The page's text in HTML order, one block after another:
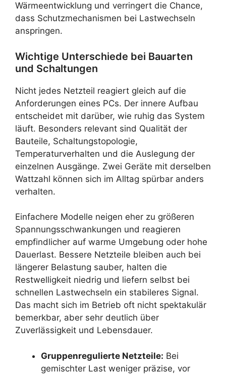
Wärmeentwicklung und verringert die Chance,
dass Schutzmechanismen bei Lastwechseln
anspringen.
Wichtige Unterschiede bei Bauarten
und Schaltungen
Nicht jedes Netzteil reagiert gleich auf die
Anforderungen eines PCs. Der innere Aufbau
entscheidet mit darüber, wie ruhig das System
läuft. Besonders relevant sind Qualität der
Bauteile, Schaltungstopologie,
Temperaturverhalten und die Auslegung der
einzelnen Ausgänge. Zwei Geräte mit derselben
Wattzahl können sich im Alltag spürbar anders
verhalten.
Einfachere Modelle neigen eher zu größeren
Spannungsschwankungen und reagieren
empfindlicher auf warme Umgebung oder hohe
Dauerlast. Bessere Netzteile bleiben auch bei
längerer Belastung sauber, halten die
Restwelligkeit niedrig und liefern selbst bei
schnellen Lastwechseln ein stabileres Signal.
Das macht sich im Betrieb oft nicht spektakulär
bemerkbar, aber sehr deutlich über
Zuverlässigkeit und Lebensdauer.
Gruppenregulierte Netzteile: Bei
gemischter Last weniger präzise, vor